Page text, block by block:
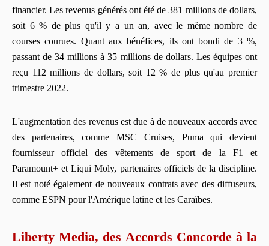
financier. Les revenus générés ont été de 381 millions de dollars,
soit 6 % de plus qu'il y a un an, avec le même nombre de
courses courues. Quant aux bénéfices, ils ont bondi de 3 %,
passant de 34 millions à 35 millions de dollars. Les équipes ont
reçu 112 millions de dollars, soit 12 % de plus qu'au premier
trimestre 2022.
L'augmentation des revenus est due à de nouveaux accords avec
des partenaires, comme MSC Cruises, Puma qui devient
fournisseur officiel des vêtements de sport de la F1 et
Paramount+ et Liqui Moly, partenaires officiels de la discipline.
Il est noté également de nouveaux contrats avec des diffuseurs,
comme ESPN pour l'Amérique latine et les Caraïbes.
Liberty Media, des Accords Concorde à la